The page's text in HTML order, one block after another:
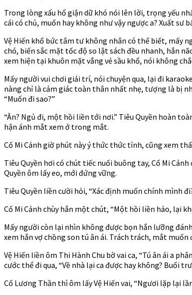
Trong lòng xấu hổ giận dữ khó nói lên lời, trọng yếu
cái có chủ, muốn hay không như vậy ngược a? Xuất
Vệ Hiến khổ bức tâm tư không nhân có thể biết, mấy
chó, biến sắc mặt tốc độ so lật sách đều nhanh, hắn
xem hiện tại khuôn mặt vắng vẻ sầu khổ, nói không
Mấy người vui chơi giải trí, nói chuyện qua, lại đi
nàng chỉ là cảm giác toàn thân nhất nhẹ, tượng là bị
“Muốn đi sao?”
“Ân? Ngủ đi, một hồi liền tới nơi.” Tiêu Quyền hoàn
hận ánh mắt xem ở trong mắt.
Cố Mi Cảnh giờ phút này ý thức thức tỉnh, cũng xem
Tiêu Quyền hơi có chút tiếc nuối buông tay, Cố Mi
Quyền ôm lấy eo, mới đứng vững.
Tiêu Quyền liền cười hỏi, “Xác định muốn chính mình
Cố Mi Cảnh chùy hắn một chút, “Một hồi liền hảo, lại
Mấy người còn lại nhìn không được bọn hắn lưỡng
xem hắn vợ chồng son tú ân ái. Trách trách, mắt muốn
Vệ Hiến liền ôm Thi Hành Chu bờ vai ca, “Tú ân ái a
cước thể đi qua, “Về nhà lại ca được hay không? Buổi
Cố Lương Thần thì ôm lấy Vệ Hiến vai, “Ngươi lặp lại